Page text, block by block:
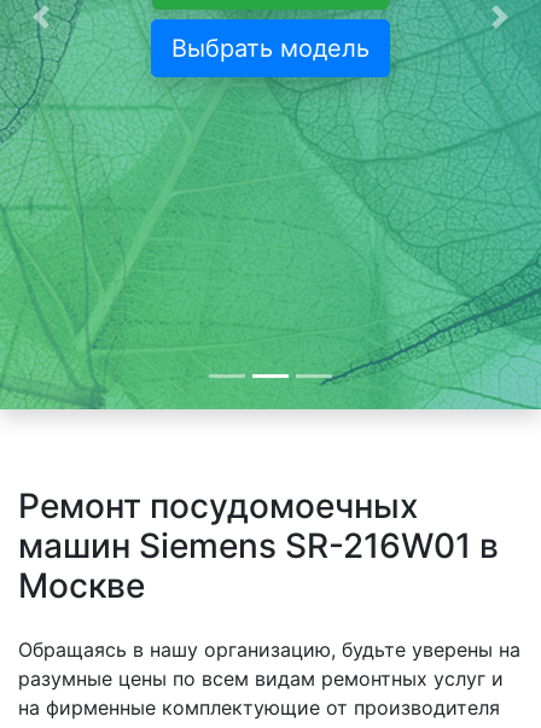
Выбрать модель
Предыдущая
Ремонт посудомоечных
машин Siemens SR-216W01 в
Москве
Обращаясь в нашу организацию, будьте уверены на
разумные цены по всем видам ремонтных услуг и
на фирменные комплектующие от производителя